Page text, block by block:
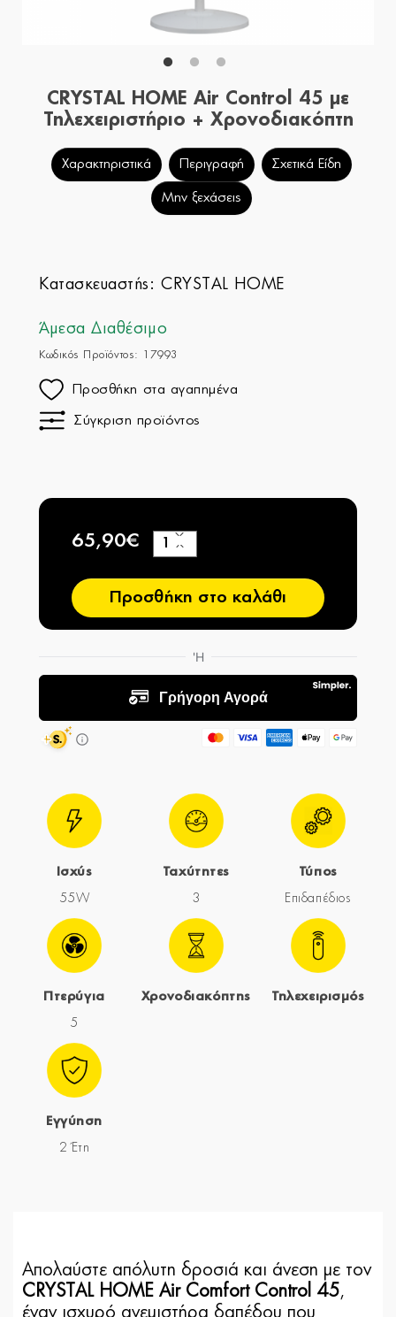
CRYSTAL HOME Air Control 45 με
Τηλεχειριστήριο + Χρονοδιακόπτη
Χαρακτηριστικά Περιγραφή Σχετικά Είδη
Μην ξεχάσεις
Κατασκευαστής:CRYSTAL HOME
Άμεσα Διαθέσιμο
Κωδικός Προϊόντος: 17993
Προσθήκη στα αγαπημένα
Σύγκριση προϊόντος
65,90€
−
+
Προσθήκη στο καλάθι
Ισχύς
55W
Ταχύτητες
3
Τύπος
Επιδαπέδιος
Πτερύγια
5
Χρονοδιακόπτης Τηλεχειρισμός
Εγγύηση
2 Έτη
Απολαύστε απόλυτη δροσιά και άνεση με τον
CRYSTAL HOME Air Comfort Control 45,
έναν ισχυρό ανεμιστήρα δαπέδου που